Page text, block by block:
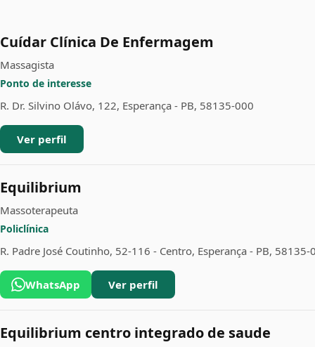
Cuídar Clínica De Enfermagem
Massagista
Ponto de interesse
R. Dr. Silvino Olávo, 122, Esperança - PB, 58135-000
Ver perfil
Equilibrium
Massoterapeuta
Policlínica
R. Padre José Coutinho, 52-116 - Centro, Esperança - PB, 58135-
WhatsApp Ver perfil
Equilibrium centro integrado de saude